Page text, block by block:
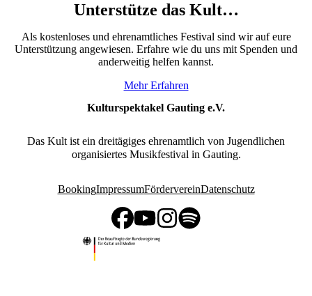
Unterstütze das Kult…
Als kostenloses und ehrenamtliches Festival sind wir auf eure
Unterstützung angewiesen. Erfahre wie du uns mit Spenden und
anderweitig helfen kannst.
Mehr Erfahren
Kulturspektakel Gauting e.V.
Das Kult ist ein dreitägiges ehrenamtlich von Jugendlichen
organisiertes Musikfestival in Gauting.
BookingImpressumFördervereinDatenschutz